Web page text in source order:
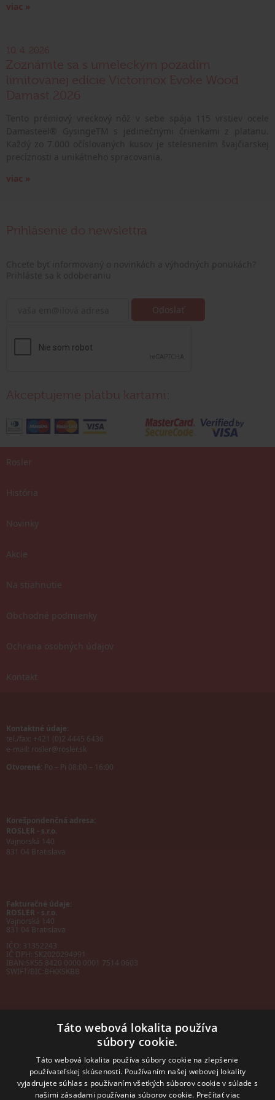
viac »
10. 4. 2026
Zoznámte sa s umeleckým pozadím
limitovanej edície Victorinox Evoke Wood
Damast 2026
viac »
Prihlásenie do newslettra
Akceptujeme platbu kartami:
Rosler
História
Novinky
Akcie
Na stiahnutie
Obchodné podmienky
Ochrana osobných údajov
Kontakt
Kontaktné údaje:
tel./fax: +421 (0)2 4445 6436
e-mail: rosler@rosler.sk
Otvorené: Po – Pi 08:00 – 16:00
Korešpondenčná adresa:
ROSLER - s.r.o.
Vajnorská 140
831 04 Bratislava
Fakturačné údaje:
ROSLER - s.r.o.
Vajnorská 140
831 04 Bratislava
IČO: 31352243
IČ DPH: SK2020294991
IBAN:SK55 8420 0000 0001 7514 0603
SWIFT/BIC:BFKKSKBB
sales@rosler.sk
Regionálni zástupcovia
Západ a stred:
+421 903 728 402
Táto webová lokalita používa
súbory cookie.
Táto webová lokalita používa súbory cookie na zlepšenie
používateľskej skúsenosti. Používaním našej webovej lokality
vyjadrujete súhlas s používaním všetkých súborov cookie v súlade s
našimi zásadami používania súborov cookie. Prečítať viac